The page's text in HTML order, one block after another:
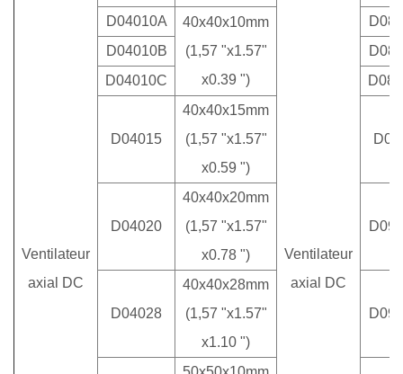
Ventilateur
axial DC
Ventilateur
axial DC
D04010A
40x40x10mm
(1,57 "x1.57"
x0.39 ")
D04010B
D04010C
D04015
40x40x15mm
(1,57 "x1.57"
x0.59 ")
D04020
40x40x20mm
(1,57 "x1.57"
x0.78 ")
D04028
40x40x28mm
(1,57 "x1.57"
x1.10 ")